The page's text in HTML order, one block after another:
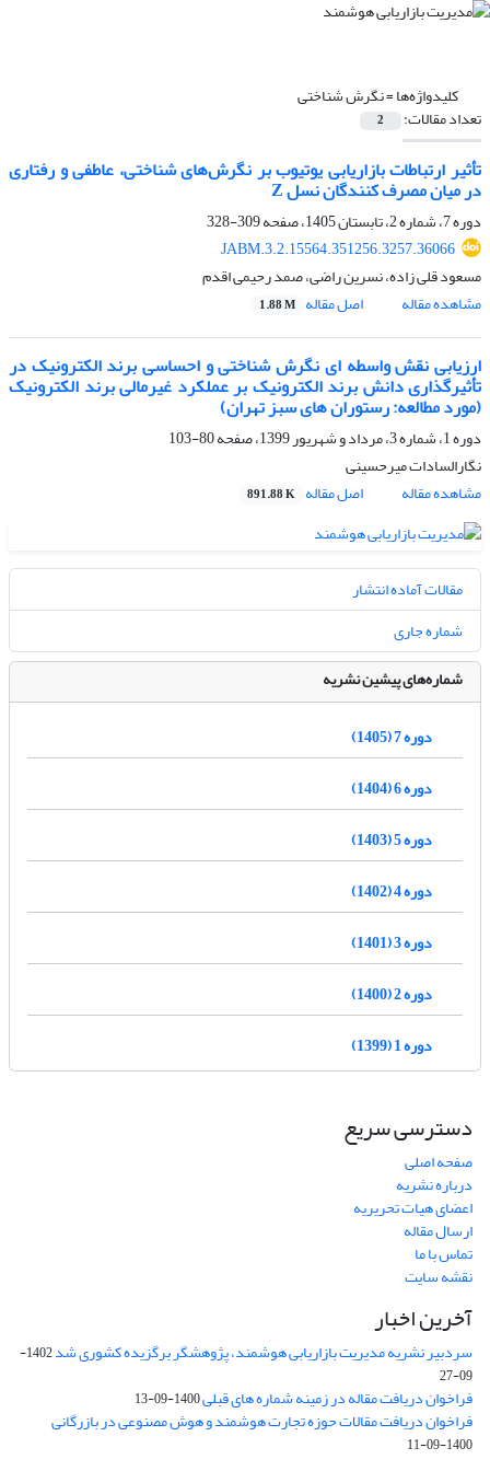
کلیدواژه‌ها =نگرش شناختی
تعداد مقالات: 2
تأثیر ارتباطات بازاریابی یوتیوب بر نگرش‌های شناختی، عاطفی و رفتاری
در میان مصرف کنندگان نسل Z
دوره 7، شماره 2، تابستان 1405، صفحه
309-328
JABM.3.2.15564.351256.3257.36066
مسعود قلی زاده، نسرین راضی، صمد رحیمی اقدم
مشاهده مقاله
اصل مقاله 1.88 M
ارزیابی نقش واسطه ای نگرش شناختی و احساسی برند الکترونیک در
تأثیرگذاری دانش برند الکترونیک بر عملکرد غیرمالی برند الکترونیک
(مورد مطالعه: رستوران های سبز تهران)
دوره 1، شماره 3، مرداد و شهریور 1399، صفحه
80-103
نگارالسادات میرحسینی
مشاهده مقاله
اصل مقاله 891.88 K
مقالات آماده انتشار
شماره جاری
شماره‌های پیشین نشریه
دوره 7 (1405)
دوره 6 (1404)
دوره 5 (1403)
دوره 4 (1402)
دوره 3 (1401)
دوره 2 (1400)
دوره 1 (1399)
دسترسی سریع
صفحه اصلی
درباره نشریه
اعضای هیات تحریریه
ارسال مقاله
تماس با ما
نقشه سایت
آخرین اخبار
سردبیر نشریه مدیریت بازاریابی هوشمند، پژوهشگر برگزیده کشوری شد
1402-
09-27
فراخوان دریافت مقاله در زمینه شماره های قبلی1400-09-13
فراخوان دریافت مقالات حوزه تجارت هوشمند و هوش مصنوعی در بازرگانی
1400-09-11